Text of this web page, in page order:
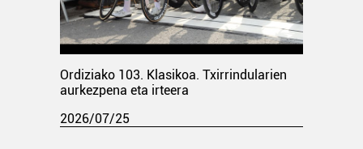
Ordiziako 103. Klasikoa. Txirrindularien
aurkezpena eta irteera
2026/07/25